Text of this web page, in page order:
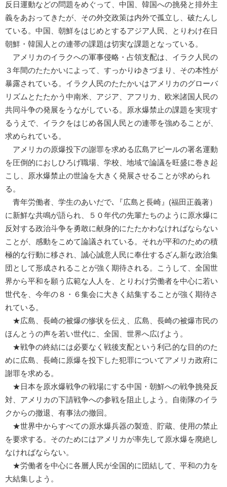
反日運動などの問題をめぐって、中国、韓国への挑発と排外主
義をあおってきたが、その外交政策は内外で孤立し、破たんし
ている。中国、朝鮮をはじめとするアジア人民、とりわけ在日
朝鮮・韓国人との連帯の課題は切実な課題となっている。
アメリカのイラクへの軍事侵略・占領支配は、イラク人民の
３年間のたたかいによって、すっかりゆきづまり、その本性が
暴露されている。イラク人民のたたかいはアメリカのグローバ
リズムとたたかう中南米、アジア、アフリカ、欧米諸国人民の
共同斗争の発展をうながしている。原水爆禁止の課題を実現す
るうえで、イラクをはじめ各国人民との連帯を強めることが、
求められている。
アメリカの原爆投下の謝罪を求める広島アピールの署名運動
を圧倒的におしひろげ職場、学校、地域で論議を旺盛に巻き起
こし、原水爆禁止の世論を大きく発展させることが求められ
る。
青年労働者、学生のあいだで､『広島と長崎』(福田正義著）
に新鮮な共鳴が語られ、５０年代の先輩たちのように原水爆に
反対する政治斗争を勇敢に献身的にたたかわなければならない
ことが、感動をこめて論議されている。それが平和のための積
極的な行動に移され、誠心誠意人民に奉仕するざん新な政治集
団として形成されることが強く期待される。こうして、全国世
界から平和を願う広範な人人を、とりわけ労働者を中心に若い
世代を、今年の８・６集会に大きく結集することが強く期待さ
れている。
★広島、長崎の被爆の惨状を伝え、広島、長崎の被爆市民の
ほんとうの声を若い世代に、全国、世界へ広げよう。
★戦争の終結には必要なく戦後支配という利己的な目的のた
めに広島、長崎に原爆を投下した犯罪についてアメリカ政府に
謝罪を求める。
★日本を原水爆戦争の戦場にする中国・朝鮮への戦争挑発反
対、アメリカの下請戦争への参戦を阻止しよう。自衛隊のイラ
クからの撤退、有事法の撤回。
★世界中からすべての原水爆兵器の製造、貯蔵、使用の禁止
を要求する。そのためにはアメリカが率先して原水爆を廃絶し
なければならない。
★労働者を中心に各層人民が全国的に団結して、平和の力を
大結集しよう。